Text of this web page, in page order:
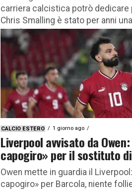
carriera calcistica potrò dedicare
Chris Smalling è stato per anni
assolute...
CALCIO ESTERO 1 giorno ago
Liverpool avvisato da
capogiro» per il sostituto
Owen mette in guardia il
capogiro» per Barcola, niente